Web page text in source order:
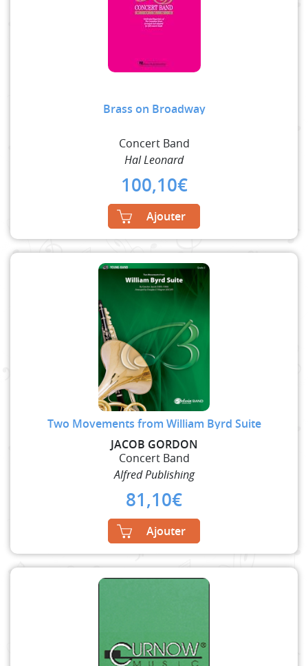
Brass on Broadway
Concert Band
Hal Leonard
100,10€
Ajouter
Two Movements from William Byrd Suite
JACOB GORDON
Concert Band
Alfred Publishing
81,10€
Ajouter